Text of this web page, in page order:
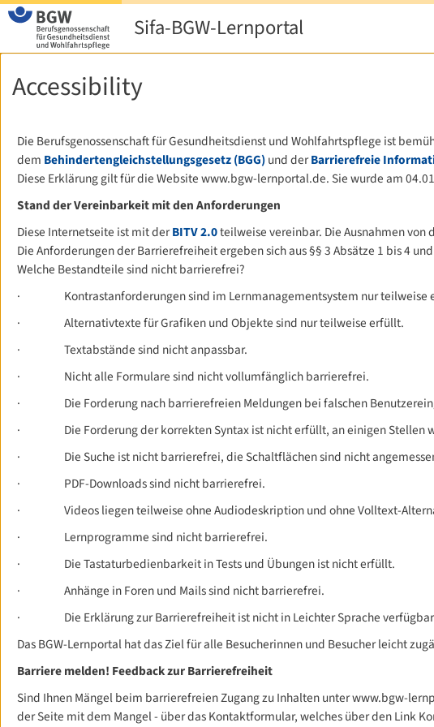
Sifa-BGW-Lernportal
Accessibility
Die Berufsgenossenschaft für Gesundheitsdienst und Wohlfahrtspflege ist
dem Behindertengleichstellungsgesetz (BGG)und derBarrierefreie
Diese Erklärung gilt für die Website www.bgw-lernportal.de. Sie wurde am
Stand der Vereinbarkeit mit den Anforderungen
Diese Internetseite ist mit derBITV 2.0teilweise vereinbar. Die Ausnahmen
Die Anforderungen der Barrierefreiheit ergeben sich aus §§ 3 Absätze 1 bis 4
Welche Bestandteilesind nicht barrierefrei?
·
Kontrastanforderungen sind im Lernmanagementsystem nur teilweise
·
Alternativtexte für Grafiken und Objekte sind nur teilweise erfüllt.
·
Textabstände sind nicht anpassbar.
·
Nicht alle Formulare sind nicht vollumfänglich barrierefrei.
·
Die Forderung nach barrierefreien Meldungen bei falschen
·
Die Forderung der korrekten Syntax ist nicht erfüllt, an einigen Stellen
·
Die Suche ist nicht barrierefrei, die Schaltflächen sind nicht
·
PDF-Downloads sind nicht barrierefrei.
·
Videos liegen teilweise ohne Audiodeskription und ohne Volltext-
·
Lernprogramme sind nicht barrierefrei.
·
Die Tastaturbedienbarkeit in Tests und Übungen ist nicht erfüllt.
·
Anhänge in Foren und Mails sind nicht barrierefrei.
·
Die Erklärung zur Barrierefreiheit ist nicht in Leichter Sprache
Das BGW-Lernportal hat das Ziel für alle Besucherinnen und Besucher leicht
Barriere melden! Feedback zur Barrierefreiheit
Sind Ihnen Mängel beim barrierefreien Zugang zu Inhalten unter www.bgw-
der Seite mit dem Mangel - über das Kontaktformular, welches über den Link